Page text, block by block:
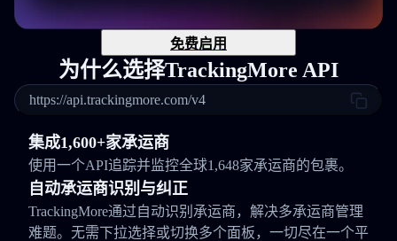
免费启用
为什么选择TrackingMore API
https://api.trackingmore.com/v4
集成1,600+家承运商
使用一个API追踪并监控全球1,648家承运商的包裹。
自动承运商识别与纠正
TrackingMore通过自动识别承运商，解决多承运商管理
难题。无需下拉选择或切换多个面板，一切尽在一个平